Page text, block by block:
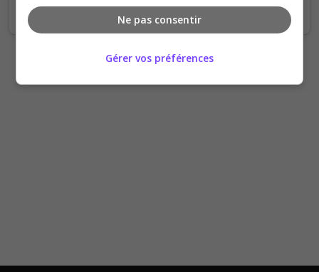
Votes Clics
Ne pas consentir
Gérer vos préférences